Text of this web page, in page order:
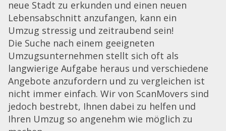
neue Stadt zu erkunden und einen neuen
Lebensabschnitt anzufangen, kann ein
Umzug stressig und zeitraubend sein!
Die Suche nach einem geeigneten
Umzugsunternehmen stellt sich oft als
langwierige Aufgabe heraus und verschiedene
Angebote anzufordern und zu vergleichen ist
nicht immer einfach. Wir von ScanMovers sind
jedoch bestrebt, Ihnen dabei zu helfen und
Ihren Umzug so angenehm wie möglich zu